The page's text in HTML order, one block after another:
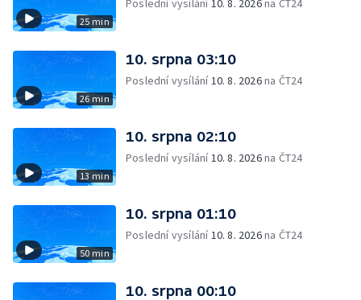
25 min
Poslední vysílání10. 8. 2026na ČT24
26 min
10. srpna 03:10
Poslední vysílání10. 8. 2026na ČT24
13 min
10. srpna 02:10
Poslední vysílání10. 8. 2026na ČT24
50 min
10. srpna 01:10
Poslední vysílání10. 8. 2026na ČT24
10. srpna 00:10